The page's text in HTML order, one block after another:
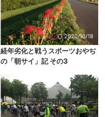
2020/10/18
経年劣化と戦うスポーツおやぢ
の「朝サイ」記 その3